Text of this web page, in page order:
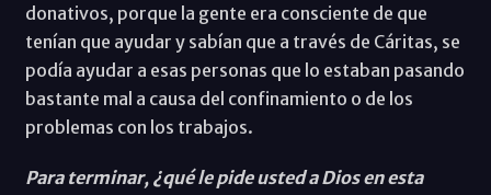
donativos, porque la gente era consciente de que
tenían que ayudar y sabían que a través de Cáritas, se
podía ayudar a esas personas que lo estaban pasando
bastante mal a causa del confinamiento o de los
problemas con los trabajos.
Para terminar, ¿qué le pide usted a Dios en esta